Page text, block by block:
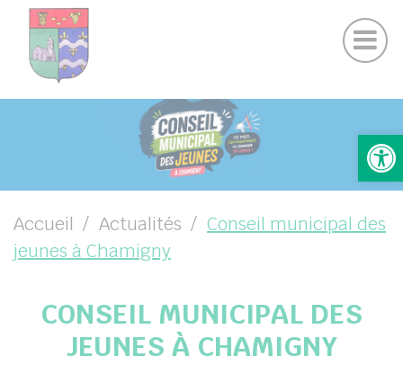
( VOTRE MAIRIE )
( VOTRE COMMUNE )
( VIE PRATIQUE )
( VIE LOCALE )
Actualités Chamigny Journal de la Commune
Suivez-nous sur Facebook
Suivez-nous sur Instagram
Accueil Actualités
Conseil municipal des
jeunes à Chamigny
CONSEIL MUNICIPAL DES
JEUNES À CHAMIGNY
Panneau de gestion des cookies